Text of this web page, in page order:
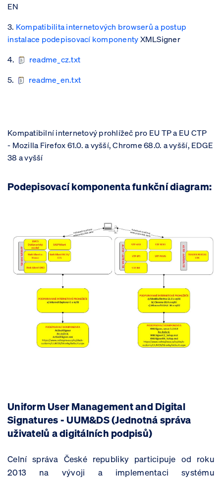
EN
3. Kompatibilita internetových browserů a postup
instalace podepisovací komponentyXMLSigner​
4.
readme_cz.txt
5.
readme_e​n.txt
Kompatibilní internetový prohlížeč pro EU TP a EU CTP
- Mozilla Firefox 61.0. a vyšší, Chrome 68.0. a vyšší, EDGE
38 a vyšší
Podepisovací komponenta funkční diagram:
Uniform User Management and Digital
Signatures - UUM&DS (Jednotná správa
uživatelů a digitálních podpisů)
Celní správa České republiky participuje od roku
2013 na vývoji a implementaci systému